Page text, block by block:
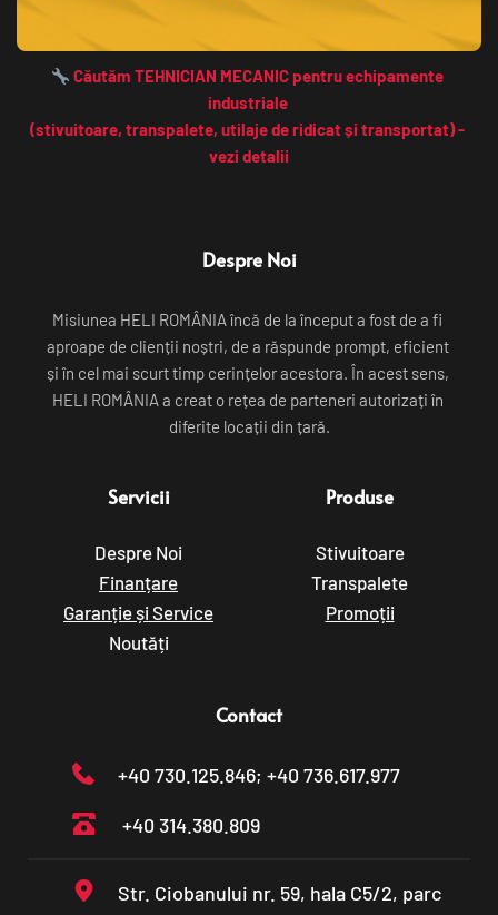
Căutăm TEHNICIAN MECANIC pentru echipamente
industriale
(stivuitoare, transpalete, utilaje de ridicat și transportat) -
vezi detalii
Despre Noi
Misiunea HELI ROMÂNIA încă de la început a fost de a fi
aproape de clienții noștri, de a răspunde prompt, eficient
și în cel mai scurt timp cerințelor acestora. În acest sens,
HELI ROMÂNIA a creat o rețea de parteneri autorizați în
diferite locații din țară.
Servicii
Despre Noi
Finanțare
Garanție și Service
Noutăți
Produse
Stivuitoare
Transpalete
Promoții
Contact
+40 730.125.846; +40 736.617.977
+40 314.380.809
Str. Ciobanului nr. 59, hala C5/2, parc